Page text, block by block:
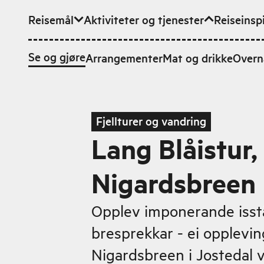
Hopp til hovedinnhold
Reisemål Aktiviteter og tjenester
Se og gjøreArrangementerMat og drikke
Fjellturer og vandring
Lang Blåistur,
Nigardsbreen
Opplev imponerande
bresprekkar - ei
Nigardsbreen i Jostedal